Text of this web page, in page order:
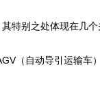
特别之处体现在几个
（自动导引运输